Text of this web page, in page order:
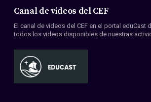
Canal de videos del CEF
El canal de videos del CEF en el portal eduCast
todos los videos disponibles de nuestras